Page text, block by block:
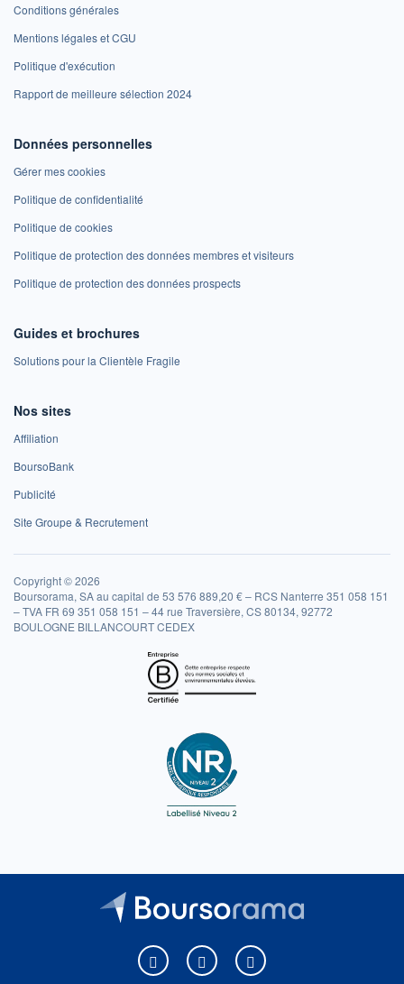
Conditions générales
Mentions légales et CGU
Politique d'exécution
Rapport de meilleure sélection 2024
Données personnelles
Gérer mes cookies
Politique de confidentialité
Politique de cookies
Politique de protection des données membres et visiteurs
Politique de protection des données prospects
Guides et brochures
Solutions pour la Clientèle Fragile
Nos sites
Affiliation
BoursoBank
Publicité
Site Groupe & Recrutement
Copyright © 2026
Boursorama, SA au capital de 53 576 889,20 € – RCS Nanterre 351 058 151
– TVA FR 69 351 058 151 – 44 rue Traversière, CS 80134, 92772
BOULOGNE BILLANCOURT CEDEX
Boursorama sur Facebook
Boursorama sur XBoursorama sur